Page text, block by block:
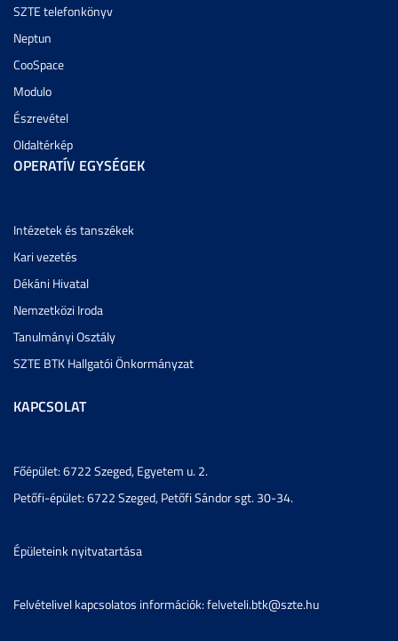
SZTE telefonkönyv
Neptun
CooSpace
Modulo
Észrevétel
Oldaltérkép
OPERATÍV EGYSÉGEK
Intézetek és tanszékek
Kari vezetés
Dékáni Hivatal
Nemzetközi Iroda
Tanulmányi Osztály
SZTE BTK Hallgatói Önkormányzat
KAPCSOLAT
Főépület: 6722 Szeged, Egyetem u. 2.
Petőfi-épület: 6722 Szeged, Petőfi Sándor sgt. 30-34.
Épületeink nyitvatartása
Felvételivel kapcsolatos információk: felveteli.btk@szte.hu